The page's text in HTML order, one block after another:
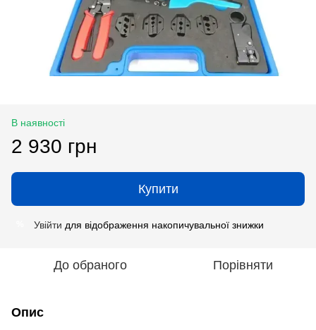
В наявності
2 930 грн
Купити
Увійти для відображення накопичувальної знижки
До обраного Порівняти
Опис